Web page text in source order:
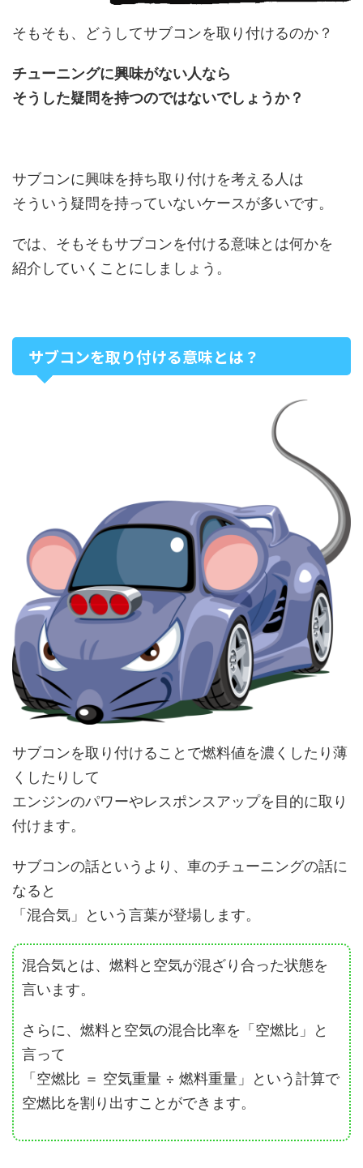
そもそも、どうしてサブコンを取り付けるのか？
チューニングに興味がない人なら
そうした疑問を持つのではないでしょうか？
サブコンに興味を持ち取り付けを考える人は
そういう疑問を持っていないケースが多いです。
では、そもそもサブコンを付ける意味とは何かを
紹介していくことにしましょう。
サブコンを取り付ける意味とは？
サブコンを取り付けることで燃料値を濃くしたり薄
くしたりして
エンジンのパワーやレスポンスアップを目的に取り
付けます。
サブコンの話というより、車のチューニングの話に
なると
「混合気」という言葉が登場します。
混合気とは、燃料と空気が混ざり合った状態を
言います。
さらに、燃料と空気の混合比率を「空燃比」と
言って
「空燃比 ＝ 空気重量 ÷ 燃料重量」という計算で
空燃比を割り出すことができます。